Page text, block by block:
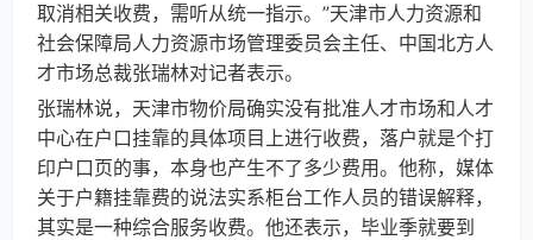
取消相关收费，需听从统一指示。”天津市人力资源和
社会保障局人力资源市场管理委员会主任、中国北方人
才市场总裁张瑞林对记者表示。
张瑞林说，天津市物价局确实没有批准人才市场和人才
中心在户口挂靠的具体项目上进行收费，落户就是个打
印户口页的事，本身也产生不了多少费用。他称，媒体
关于户籍挂靠费的说法实系柜台工作人员的错误解释，
其实是一种综合服务收费。他还表示，毕业季就要到